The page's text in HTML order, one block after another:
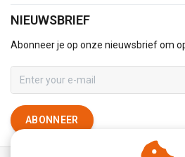
NIEUWSBRIEF
Abonneer je op onze nieuwsbrief om
ABONNEER